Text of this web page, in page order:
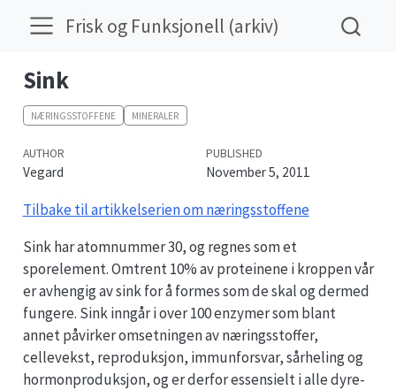
Frisk og Funksjonell (arkiv)
Sink
NÆRINGSSTOFFENE MINERALER
AUTHOR
Vegard
PUBLISHED
November 5, 2011
Tilbake til artikkelserien om næringsstoffene
Sink har atomnummer 30, og regnes som et
sporelement. Omtrent 10% av proteinene i kroppen vår
er avhengig av sink for å formes som de skal og dermed
fungere. Sink inngår i over 100 enzymer som blant
annet påvirker omsetningen av næringsstoffer,
cellevekst, reproduksjon, immunforsvar, sårheling og
hormonproduksjon, og er derfor essensielt i alle dyre-